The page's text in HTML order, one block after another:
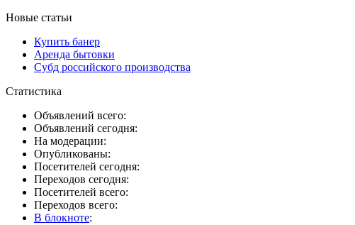
Новые статьи
Купить банер
Аренда бытовки
Субд российского производства
Статистика
Объявлений всего:
Объявлений сегодня:
На модерации:
Опубликованы:
Посетителей сегодня:
Переходов сегодня:
Посетителей всего:
Переходов всего:
В блокноте: